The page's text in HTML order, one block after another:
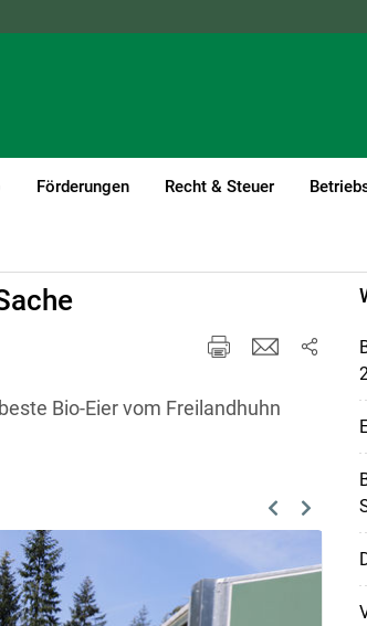
Förderungen Recht & Steuer
Bio-Eier vom Freilandhuhn
Previous
Next